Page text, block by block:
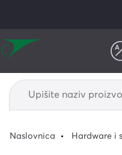
Naslovnica Hardware i